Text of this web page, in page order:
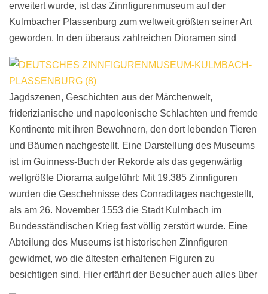
erweitert wurde, ist das Zinnfigurenmuseum auf der
Kulmbacher Plassenburg zum weltweit größten seiner Art
geworden. In den überaus zahlreichen Dioramen sind
Jagdszenen, Geschichten aus der Märchenwelt,
friderizianische und napoleonische Schlachten und fremde
Kontinente mit ihren Bewohnern, den dort lebenden Tieren
und Bäumen nachgestellt. Eine Darstellung des Museums
ist im Guinness-Buch der Rekorde als das gegenwärtig
weltgrößte Diorama aufgeführt: Mit 19.385 Zinnfiguren
wurden die Geschehnisse des Conraditages nachgestellt,
als am 26. November 1553 die Stadt Kulmbach im
Bundesständischen Krieg fast völlig zerstört wurde. Eine
Abteilung des Museums ist historischen Zinnfiguren
gewidmet, wo die ältesten erhaltenen Figuren zu
besichtigen sind. Hier erfährt der Besucher auch alles über